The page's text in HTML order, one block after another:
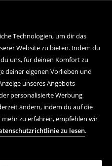
Technologien, um dir das
Website zu bieten. Indem du
uns, für deinen Komfort zu
deiner eigenen Vorlieben und
unseres Angebots
personalisierte Werbung
ändern, indem du auf die
zu erfahren, empfehlen wir
zu lesen.